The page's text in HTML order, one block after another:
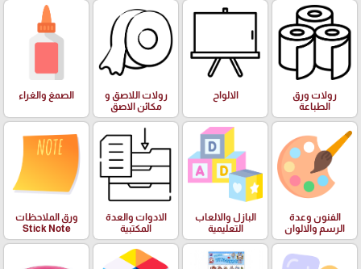
رولات ورق
الطباعة
الالواح
رولات اللاصق و
مكائن الاصق
الصمغ والغراء
الفنون وعدة
الرسم والالوان
البازل والالعاب
التعليمية
الادوات والعدة
المكتبية
ورق الملاحظات
Stick Note